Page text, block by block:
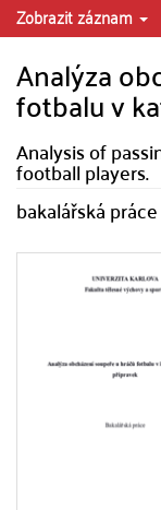
Zobrazit záznam
Analýza
fotbalu v
Analysis of
football players.
bakalářská